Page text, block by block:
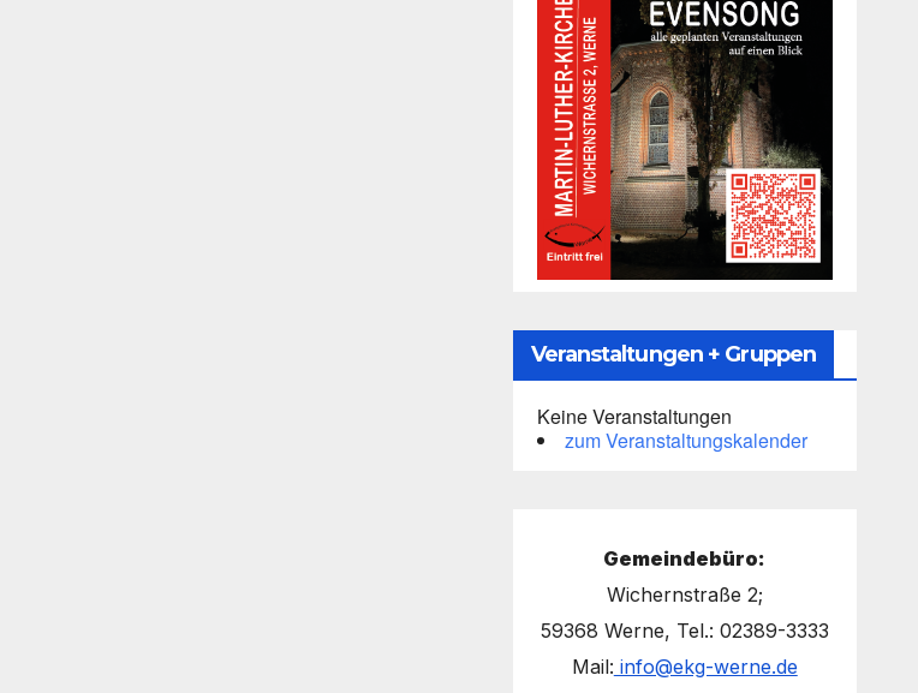
Veranstaltungen + Gruppen
Keine Veranstaltungen
zum Veranstaltungskalender
Gemeindebüro:
Wichernstraße 2;
59368 Werne, Tel.: 02389-3333
Mail: info@ekg-werne.de